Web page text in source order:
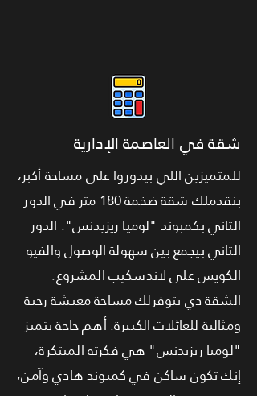
شقة في العاصمة الإدارية
للمتميزين اللي بيدوروا على مساحة أكبر،
بنقدملك شقة ضخمة 180 متر في الدور
التاني بكمبوند "لوميا ريزيدنس". الدور
التاني بيجمع بين سهولة الوصول والفيو
الكويس على لاندسكيب المشروع.
الشقة دي بتوفرلك مساحة معيشة رحبة
ومثالية للعائلات الكبيرة. أهم حاجة بتميز
"لوميا ريزيدنس" هي فكرته المبتكرة،
إنك تكون ساكن في كمبوند هادي وآمن،